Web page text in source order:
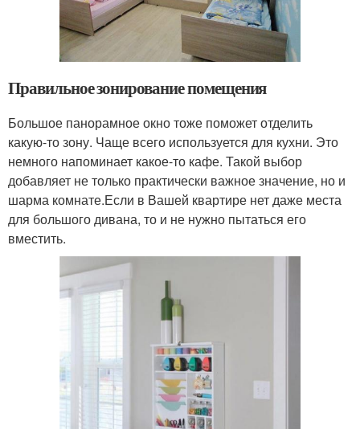
Правильное зонирование помещения
Большое панорамное окно тоже поможет отделить
какую-то зону. Чаще всего используется для кухни. Это
немного напоминает какое-то кафе. Такой выбор
добавляет не только практически важное значение, но и
шарма комнате.Если в Вашей квартире нет даже места
для большого дивана, то и не нужно пытаться его
вместить.